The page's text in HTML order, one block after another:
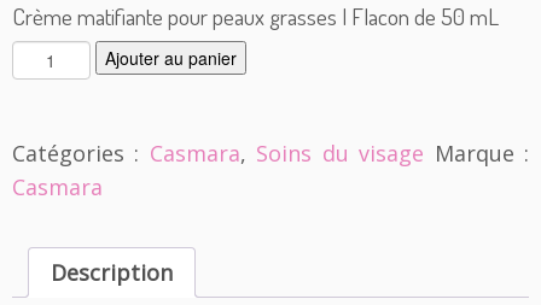
Crème matifiante pour peaux grasses | Flacon de 50 mL
u
t
i
e
Ajouter au panier
Catégories : Casmara, Soins du visage Marque :
Casmara
Description